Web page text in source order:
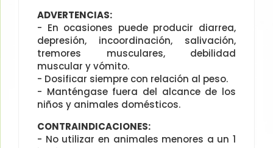
ADVERTENCIAS:
- En ocasiones puede producir diarrea,
depresión, incoordinación, salivación,
tremores musculares, debilidad
muscular y vómito.
- Dosificar siempre con relación al peso.
- Manténgase fuera del alcance de los
niños y animales domésticos.
CONTRAINDICACIONES:
- No utilizar en animales menores a un 1